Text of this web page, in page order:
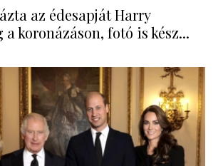
az édesapját Harry
a koronázáson, fotó is kész...